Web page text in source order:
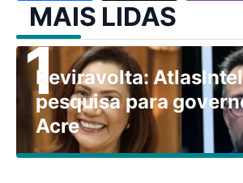
MAIS LIDAS
Reviravolta:
pesquisa para
Acre